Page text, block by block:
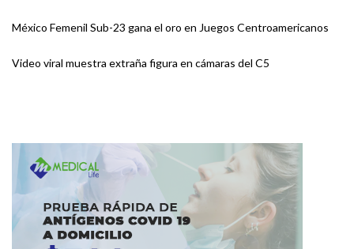
México Femenil Sub-23 gana el oro en Juegos Centroamericanos
Video viral muestra extraña figura en cámaras del C5